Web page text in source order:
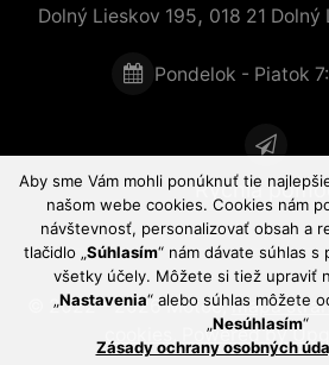
Dolný Lieskov 195, 018 21 Dolný
Pondelok - Piatok
Rýchla
© 2022 - 2026 Motoe,mapa
Powered by
Aby sme Vám mohli ponúknuť tie
našom webe cookies. Cookies nám
návštevnosť, personalizovať obsah a
tlačidlo „Súhlasím“ nám dávate súhlas s
všetky účely. Môžete si tiež upraviť
„Nastavenia“ alebo súhlas môžete
„Nesúhlasím“
Zásady ochrany osobných